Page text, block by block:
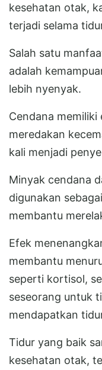
kesehatan otak,
terjadi selama
Salah satu
adalah
lebih nyenyak.
Cendana
meredakan
kali menjadi
Minyak cendana
digunakan
membantu
Efek
membantu
seperti kortisol,
seseorang untuk
mendapatkan
Tidur yang baik
kesehatan otak,